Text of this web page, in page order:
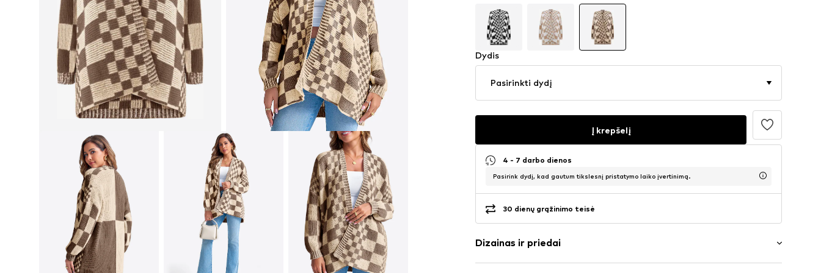
Dydis
Pasirinkti dydį
Į krepšelį
4 - 7 darbo dienos
Pasirink dydį, kad gautum tikslesnį pristatymo laiko įvertinimą.
30 dienų grąžinimo teisė
Dizainas ir priedai